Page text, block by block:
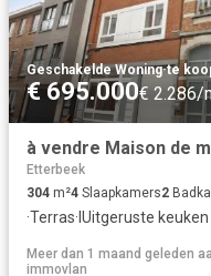
Geschakelde Woning·te
€ 695.000€ 2.286/
Etterbeek
304 m²4 Slaapkamers2
·Terras·IUitgeruste keuken
Meer dan 1 maand geleden
immovlan